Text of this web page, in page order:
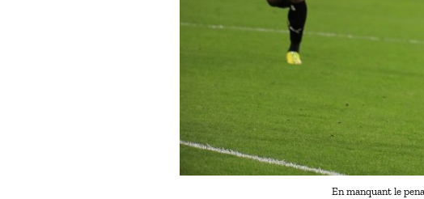
En manquant le